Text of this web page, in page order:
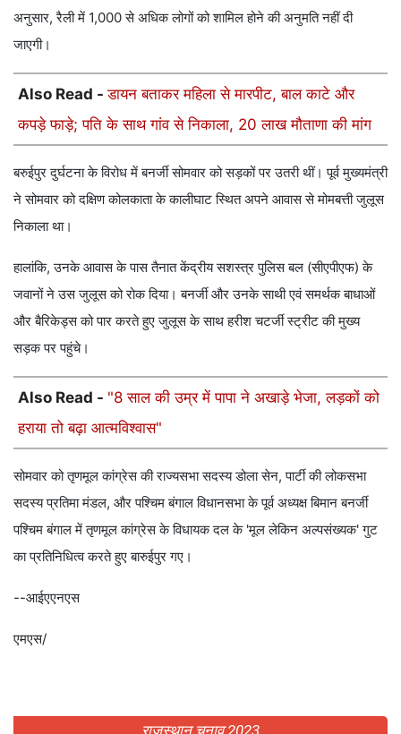
अनुसार, रैली में 1,000 से अधिक लोगों को शामिल होने की अनुमति नहीं दी
जाएगी।
Also Read -डायन बताकर महिला से मारपीट, बाल काटे और
कपड़े फाड़े; पति के साथ गांव से निकाला, 20 लाख मौताणा की मांग
बरुईपुर दुर्घटना के विरोध में बनर्जी सोमवार को सड़कों पर उतरी थीं। पूर्व मुख्यमंत्री
ने सोमवार को दक्षिण कोलकाता के कालीघाट स्थित अपने आवास से मोमबत्ती जुलूस
निकाला था।
हालांकि, उनके आवास के पास तैनात केंद्रीय सशस्त्र पुलिस बल (सीएपीएफ) के
जवानों ने उस जुलूस को रोक दिया। बनर्जी और उनके साथी एवं समर्थक बाधाओं
और बैरिकेड्स को पार करते हुए जुलूस के साथ हरीश चटर्जी स्ट्रीट की मुख्य
सड़क पर पहुंचे।
Also Read - "8 साल की उम्र में पापा ने अखाड़े भेजा, लड़कों को
हराया तो बढ़ा आत्मविश्वास"
सोमवार को तृणमूल कांग्रेस की राज्यसभा सदस्य डोला सेन, पार्टी की लोकसभा
सदस्य प्रतिमा मंडल, और पश्चिम बंगाल विधानसभा के पूर्व अध्यक्ष बिमान बनर्जी
पश्चिम बंगाल में तृणमूल कांग्रेस के विधायक दल के 'मूल लेकिन अल्पसंख्यक' गुट
का प्रतिनिधित्व करते हुए बारुईपुर गए।
--आईएएनएस
एमएस/
राजस्थान चुनाव 2023